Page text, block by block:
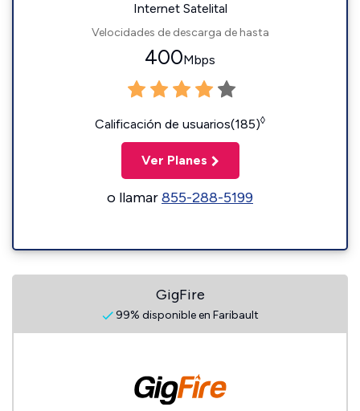
Internet Satelital
Velocidades de descarga de hasta
400Mbps
Calificación de usuarios(185)◊
Ver Planes
o llamar855-288-5199
GigFire
99% disponible en Faribault